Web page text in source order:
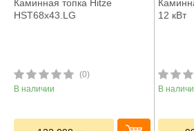
Каминная топка Hitze
HST68x43.LG
(0)
В наличии
12 кВт
В